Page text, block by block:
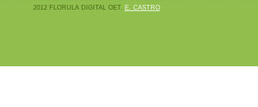
2012 FLORULA DIGITAL OET. E. CASTRO